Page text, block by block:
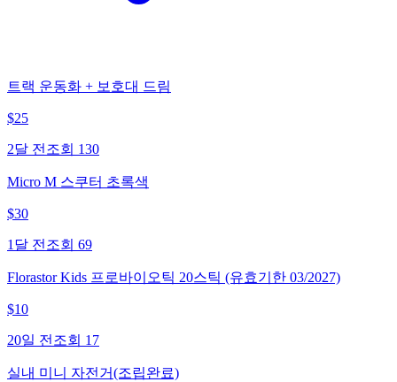
트랙 운동화 + 보호대 드림
$25
2달 전 조회 130
Micro M 스쿠터 초록색
$30
1달 전 조회 69
Florastor Kids 프로바이오틱 20스틱 (유효기한 03/2027)
$10
20일 전 조회 17
실내 미니 자전거(조립완료)